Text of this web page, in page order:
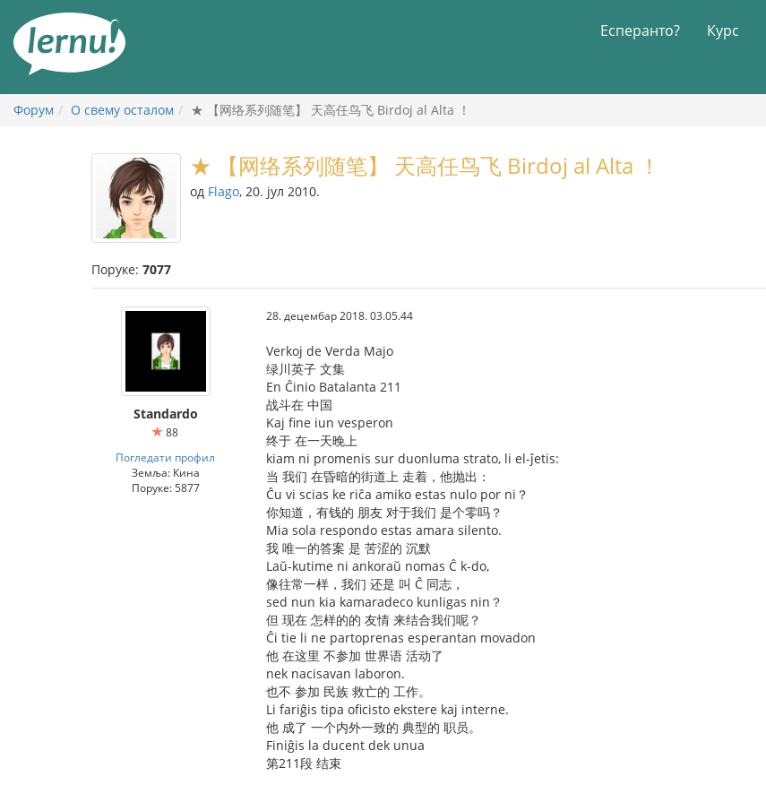
садржају
Есперанто? Курс
Форум О свему осталом ★ 【网络系列随笔】 天高任鸟飞 Birdoj al Alta ！
★ 【网络系列随笔】 天高任鸟飞 Birdoj al Alta ！
од Flago, 20. јул 2010.
Поруке: 7077
Standardo
88
Погледати профил
Земља: Кина
Поруке: 5877
28. децембар 2018. 03.05.44
Verkoj de Verda Majo
绿川英子 文集
En Ĉinio Batalanta 211
战斗在 中国
Kaj fine iun vesperon
终于 在一天晚上
kiam ni promenis sur duonluma strato, li el-ĵetis:
当 我们 在昏暗的街道上 走着，他抛出：
Ĉu vi scias ke riĉa amiko estas nulo por ni？
你知道，有钱的 朋友 对于我们 是个零吗？
Mia sola respondo estas amara silento.
我 唯一的答案 是 苦涩的 沉默
Laŭ-kutime ni ankoraŭ nomas Ĉ k-do,
像往常一样，我们 还是 叫 Ĉ 同志，
sed nun kia kamaradeco kunligas nin？
但 现在 怎样的的 友情 来结合我们呢？
Ĉi tie li ne partoprenas esperantan movadon
他 在这里 不参加 世界语 活动了
nek nacisavan laboron.
也不 参加 民族 救亡的 工作。
Li fariĝis tipa oficisto ekstere kaj interne.
他 成了 一个内外一致的 典型的 职员。
Finiĝis la ducent dek unua
第211段 结束